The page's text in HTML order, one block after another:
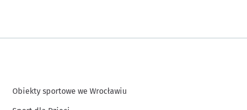
Obiekty sportowe we Wrocławiu